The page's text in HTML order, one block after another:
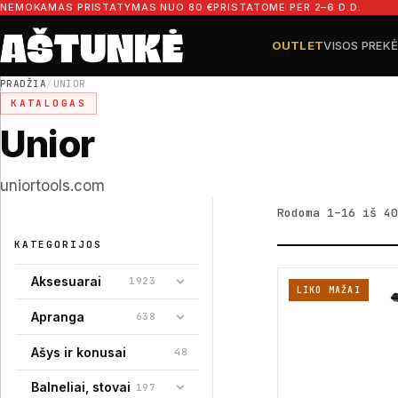
Pereiti prie turinio
NEMOKAMAS PRISTATYMAS NUO 80 €PRISTATOME PER 2–6 D.D.
OUTLETVISOS
Ieškoti dalių
Ieškoti
PRADŽIA/ UNIOR
KATALOGAS
Unior
uniortools.com
KATEGORIJOS
Aksesuarai 1923
Apranga 638
Ašys ir konusai 48
Balneliai, stovai 197
Rodoma 1–16 iš
LIKO MAŽAI